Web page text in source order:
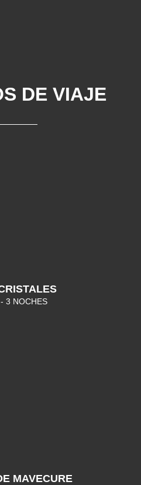
DE VIAJE
3 NOCHES
MAVECURE